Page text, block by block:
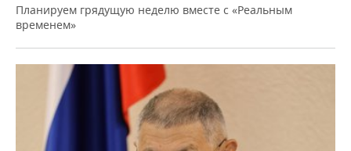
Планируем грядущую неделю вместе с «Реальным
временем»